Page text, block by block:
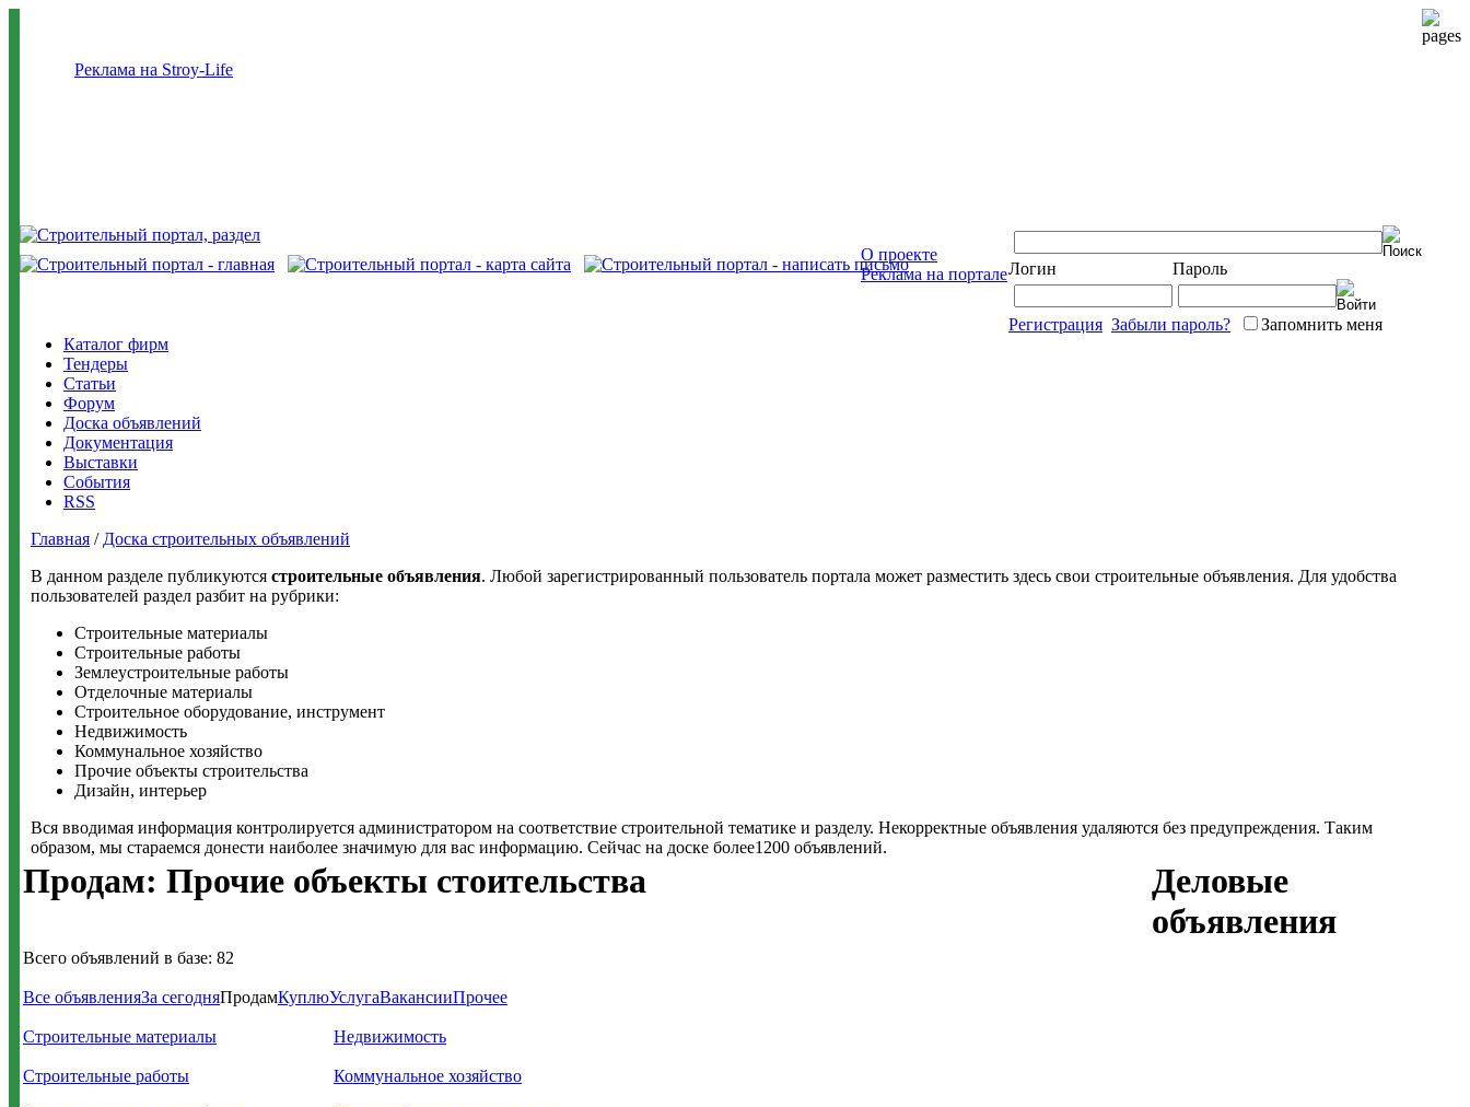
Реклама на Stroy-Life
О проекте
Реклама на порталеЛогин Пароль
Регистрация Забыли пароль?
Запомнить меня
Каталог фирм
Тендеры
Статьи
Форум
Доска объявлений
Документация
Выставки
События
RSS
Главная / Доска строительных объявлений
В данном разделе публикуются строительные объявления. Любой зарегистрированный пользователь портала может разместить здесь свои строительные объявления. Для удобства
пользователей раздел разбит на рубрики:
Строительные материалы
Строительные работы
Землеустроительные работы
Отделочные материалы
Строительное оборудование, инструмент
Недвижимость
Коммунальное хозяйство
Прочие объекты строительства
Дизайн, интерьер
Вся вводимая информация контролируется администратором на соответствие строительной тематике и разделу. Некорректные объявления удаляются без предупреждения. Таким
образом, мы стараемся донести наиболее значимую для вас информацию. Сейчас на доске более1200 объявлений.
Продам: Прочие объекты стоительства
Всего объявлений в базе: 82
Все объявленияЗа сегодняПродамКуплюУслугаВакансииПрочее
Строительные материалы
Строительные работы
Недвижимость
Коммунальное хозяйство
Деловые
объявления